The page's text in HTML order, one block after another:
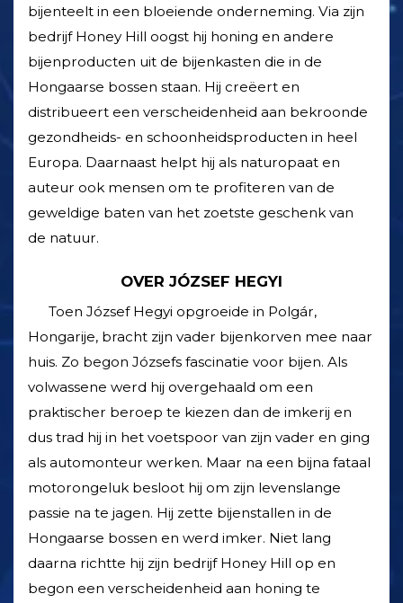
bijenteelt in een bloeiende onderneming. Via zijn
bedrijf Honey Hill oogst hij honing en andere
bijenproducten uit de bijenkasten die in de
Hongaarse bossen staan. Hij creëert en
distribueert een verscheidenheid aan bekroonde
gezondheids- en schoonheids­producten in heel
Europa. Daarnaast helpt hij als naturopaat en
auteur ook mensen om te profiteren van de
geweldige baten van het zoetste geschenk van
de natuur.
OVER JÓZSEF HEGYI
Toen József Hegyi opgroeide in Polgár,
Hongarije, bracht zijn vader bijenkorven mee naar
huis. Zo begon Józsefs fascinatie voor bijen. Als
volwassene werd hij overgehaald om een
praktischer beroep te kiezen dan de imkerij en
dus trad hij in het voetspoor van zijn vader en ging
als automonteur werken. Maar na een bijna fataal
motorongeluk besloot hij om zijn levenslange
passie na te jagen. Hij zette bijenstallen in de
Hongaarse bossen en werd imker. Niet lang
daarna richtte hij zijn bedrijf Honey Hill op en
begon een verscheidenheid aan honing te